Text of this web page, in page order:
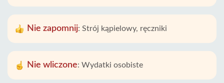
Nie zapomnij: Strój kąpielowy, ręczniki
Nie wliczone: Wydatki osobiste